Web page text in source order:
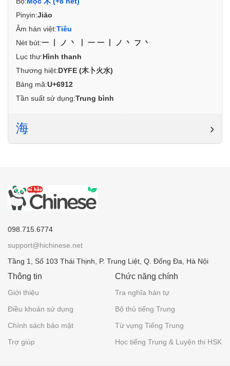
Pinyin:Jiāo
Âm hán việt:Tiêu
Nét bút:一丨ノ丶丨一一丨ノ丶フ丶
Lục thư:Hình thanh
Thương hiệt:DYFE (木卜火水)
Bảng mã:U+6912
Tần suất sử dụng:Trung bình
海 ›
098.715.6774
support@hichinese.net
Tầng 1, Số 103 Thái Thịnh, P. Trung Liệt, Q. Đống Đa, Hà Nội
Thông tin
Giới thiệu
Điều khoản sử dụng
Chính sách bảo mật
Trợ giúp
Chức năng chính
Tra nghĩa hán tự
Bộ thủ tiếng Trung
Từ vựng Tiếng Trung
Học tiếng Trung & Luyện thi HSK